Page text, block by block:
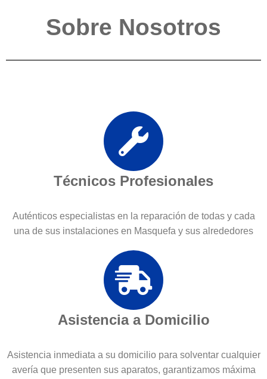
Sobre Nosotros
Técnicos Profesionales
Auténticos especialistas en la reparación de todas y cada
una de sus instalaciones en Masquefa y sus alrededores
Asistencia a Domicilio
Asistencia inmediata a su domicilio para solventar cualquier
avería que presenten sus aparatos, garantizamos máxima